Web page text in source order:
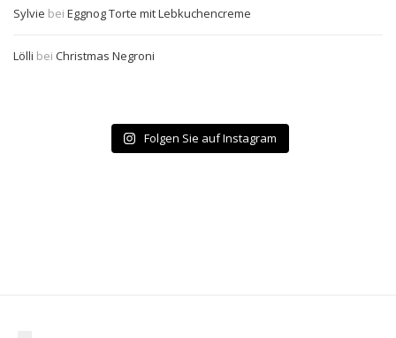
Sylvie bei Eggnog Torte mit Lebkuchencreme
Lölli bei Christmas Negroni
Folgen Sie auf Instagram